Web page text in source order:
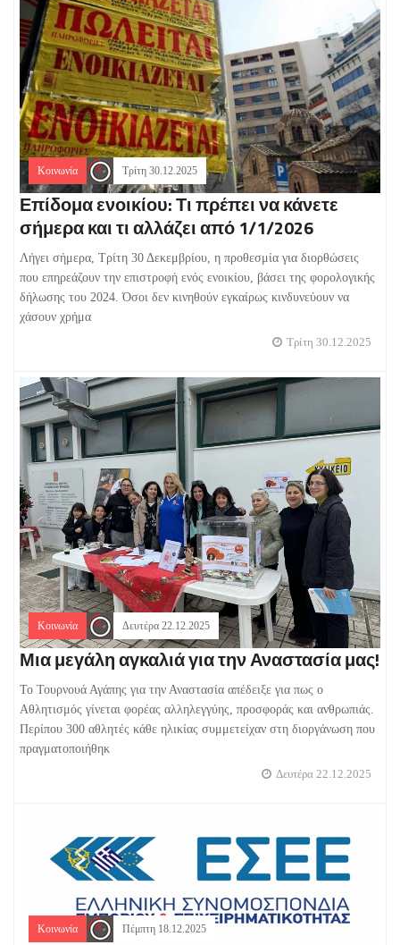
Κοινωνία Τρίτη 30.12.2025
Επίδομα ενοικίου: Τι πρέπει να κάνετε
σήμερα και τι αλλάζει από 1/1/2026
Λήγει σήμερα, Τρίτη 30 Δεκεμβρίου, η προθεσμία για διορθώσεις
που επηρεάζουν την επιστροφή ενός ενοικίου, βάσει της φορολογικής
δήλωσης του 2024. Όσοι δεν κινηθούν εγκαίρως κινδυνεύουν να
χάσουν χρήμα
Τρίτη 30.12.2025
Κοινωνία Δευτέρα 22.12.2025
Μια μεγάλη αγκαλιά για την Αναστασία μας!
Το Τουρνουά Αγάπης για την Αναστασία απέδειξε για πως ο
Αθλητισμός γίνεται φορέας αλληλεγγύης, προσφοράς και ανθρωπιάς.
Περίπου 300 αθλητές κάθε ηλικίας συμμετείχαν στη διοργάνωση που
πραγματοποιήθηκ
Δευτέρα 22.12.2025
Κοινωνία Πέμπτη 18.12.2025